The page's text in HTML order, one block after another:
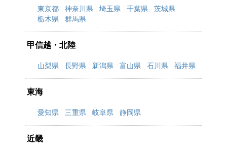
東京都 神奈川県 埼玉県 千葉県
茨城県
栃木県
群馬県
甲信越・北陸
山梨県 長野県 新潟県 富山県 石川県 福井県
東海
愛知県 三重県 岐阜県 静岡県
近畿